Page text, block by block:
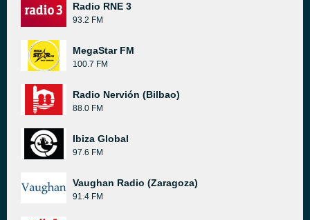
Radio RNE 3
93.2 FM
MegaStar FM
100.7 FM
Radio Nervión (Bilbao)
88.0 FM
Ibiza Global
97.6 FM
Vaughan Radio (Zaragoza)
91.4 FM